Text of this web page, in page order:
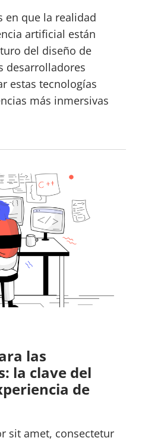
en que la realidad
artificial están
del diseño de
desarrolladores
estas tecnologías
más inmersivas
las
la clave del
de
sit amet, consectetur